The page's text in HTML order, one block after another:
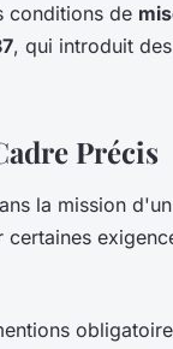
conditions de
, qui introduit
Précis
la mission